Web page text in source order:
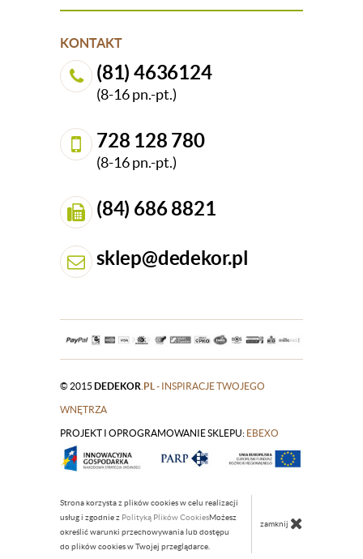
KONTAKT
(81) 4636124
(8-16 pn.-pt.)
728 128 780
(8-16 pn.-pt.)
(84) 686 8821
sklep@dedekor.pl
© 2015 DEDEKOR .PL - INSPIRACJE TWOJEGO
WNĘTRZA
|
PROJEKT I OPROGRAMOWANIE SKLEPU: EBEXO
Strona korzysta z plików cookies w celu realizacji
usług i zgodnie z Polityką Plików CookiesMożesz
określić warunki przechowywania lub dostępu
do plików cookies w Twojej przeglądarce.
zamknij